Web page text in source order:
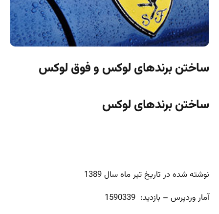
ساختن برندهای لوکس و فوق لوکس
ساختن برندهای لوکس
نوشته شده در تاریخ تیر ماه سال 1389
آمار وردپرس – بازدید: 1590339